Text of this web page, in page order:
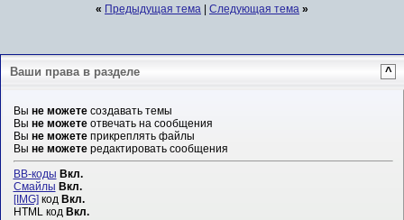
« Предыдущая тема | Следующая тема »
Ваши права в разделе ^
Вы не можетесоздавать темы
Вы не можетеотвечать на сообщения
Вы не можетеприкреплять файлы
Вы не можетередактировать сообщения
BB-коды Вкл.
Смайлы Вкл.
[IMG] код Вкл.
HTML код Вкл.